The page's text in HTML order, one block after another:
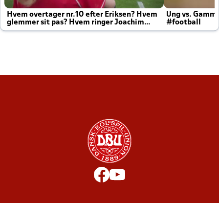
Hvem overtager nr.10 efter Eriksen? Hvem
glemmer sit pas? Hvem ringer Joachim
altid til efter kampe?
Ung vs.
#football